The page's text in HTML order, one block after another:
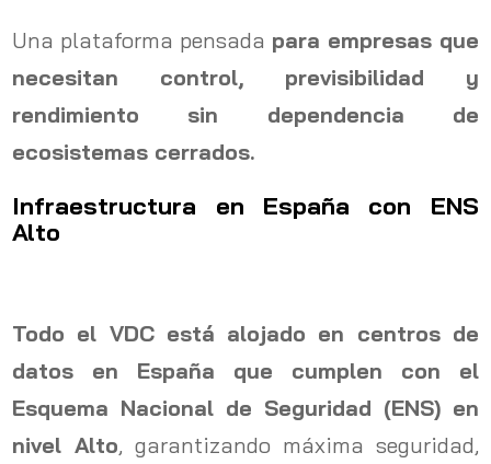
Una plataforma pensada para empresas que
necesitan control, previsibilidad y
rendimiento sin dependencia de
ecosistemas cerrados.
Infraestructura en España con ENS
Alto
Todo el VDC está alojado en centros de
datos en España que cumplen con el
Esquema Nacional de Seguridad (ENS) en
nivel Alto, garantizando máxima seguridad,